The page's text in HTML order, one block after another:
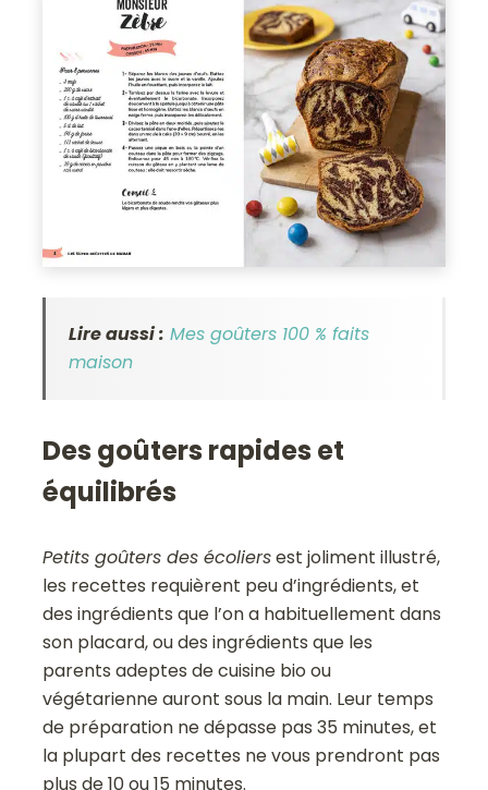
Lire aussi : Mes goûters 100 % faits
maison
Des goûters rapides et
équilibrés
Petits goûters des écoliersest joliment illustré,
les recettes requièrent peu d’ingrédients, et
des ingrédients que l’on a habituellement dans
son placard, ou des ingrédients que les
parents adeptes de cuisine bio ou
végétarienne auront sous la main. Leur temps
de préparation ne dépasse pas 35 minutes, et
la plupart des recettes ne vous prendront pas
plus de 10 ou 15 minutes.